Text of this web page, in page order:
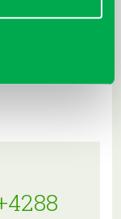
Japonsko na tanieri: